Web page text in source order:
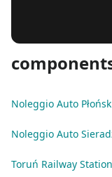
Noleggio Auto
Noleggio Auto
Toruń Railway Station